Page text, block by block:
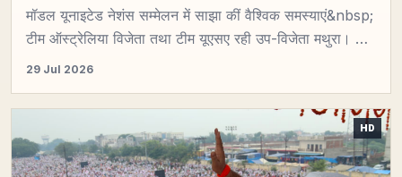
मॉडल यूनाइटेड नेशंस सम्मेलन में साझा कीं वैश्विक समस्याएं&nbsp;
टीम ऑस्ट्रेलिया विजेता तथा टीम यूएसए रही उप-विजेता मथुरा। …
29 Jul 2026